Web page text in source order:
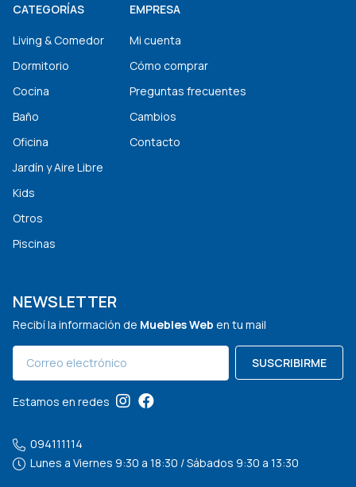
CATEGORÍAS
Living & Comedor
Dormitorio
Cocina
Baño
Oficina
Jardín y Aire Libre
Kids
Otros
Piscinas
EMPRESA
Mi cuenta
Cómo comprar
Preguntas frecuentes
Cambios
Contacto
NEWSLETTER
Recibí la información de Muebles Web en tu mail
SUSCRIBIRME
Estamos en redes
094111114
Lunes a Viernes 9:30 a 18:30 / Sábados 9:30 a 13:30